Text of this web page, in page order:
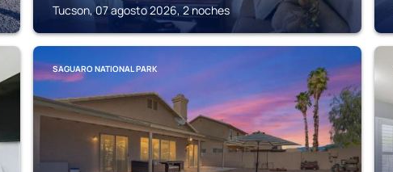
Tucson, 07 agosto 2026, 2 noches
SAGUARO NATIONAL PARK